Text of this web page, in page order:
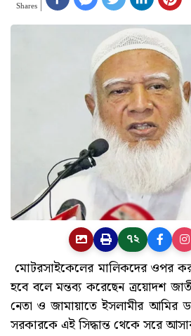
Shares
৭২
মোটরসাইকেলের মালিকদের ওপর
হবে বলে মন্তব্য করেছেন ত্রয়োদশ
নেতা ও জামায়াতে ইসলামীর আমির
সরকারকে এই সিদ্ধান্ত থেকে সরে